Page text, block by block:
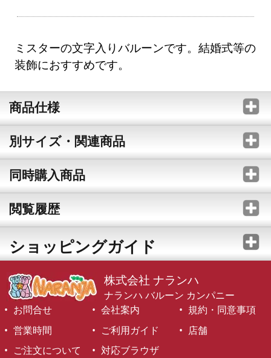
ミスターの文字入りバルーンです。結婚式等の
装飾におすすめです。
商品仕様
別サイズ・関連商品
同時購入商品
閲覧履歴
ショッピングガイド
株式会社 ナランハ
ナランハ バルーン カンパニー
お問合せ
会社案内
規約・同意事項
営業時間
ご利用ガイド
店舗
ご注文について
対応ブラウザ